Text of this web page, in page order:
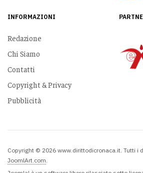
INFORMAZIONI
Redazione
Chi Siamo
Contatti
Copyright & Privacy
Pubblicità
Copyright © 2026 www.dirittodicronaca.it. Tutti i
JoomlArt.com